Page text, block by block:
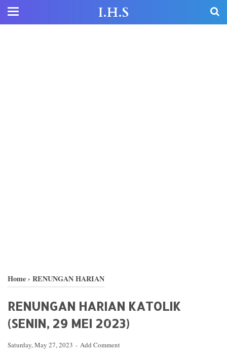
I.H.S
Home› RENUNGAN HARIAN
RENUNGAN HARIAN KATOLIK
(SENIN, 29 MEI 2023)
Saturday, May 27, 2023 Add Comment